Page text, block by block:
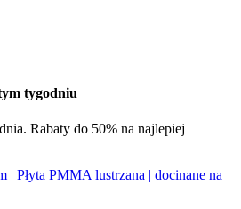
tygodniu
Rabaty do 50% na najlepiej